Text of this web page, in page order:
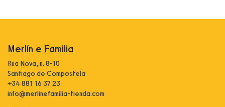
Merlín e Familia
Rúa Nova, n. 8-10
Santiago de Compostela
+34 881 16 37 23
info@merlinefamilia-tienda.com